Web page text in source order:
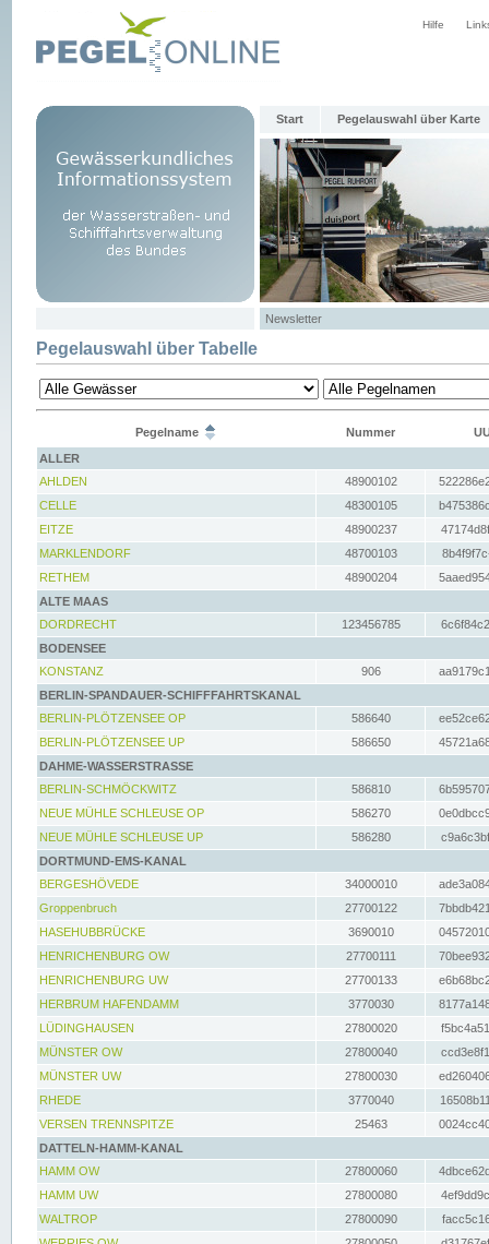
Hilfe
Start Pegelauswahl über Karte
Newsletter
Pegelauswahl über Tabelle
Pegelname Nummer
ALLER
AHLDEN
48900102
CELLE
48300105
EITZE
48900237
MARKLENDORF
48700103
RETHEM
48900204
ALTE MAAS
DORDRECHT
123456785
BODENSEE
KONSTANZ
906
BERLIN-SPANDAUER-SCHIFFFAHRTSKANAL
BERLIN-PLÖTZENSEE OP
586640
BERLIN-PLÖTZENSEE UP
586650
DAHME-WASSERSTRASSE
BERLIN-SCHMÖCKWITZ
586810
NEUE MÜHLE SCHLEUSE OP
586270
NEUE MÜHLE SCHLEUSE UP
586280
DORTMUND-EMS-KANAL
BERGESHÖVEDE
34000010
Groppenbruch
27700122
HASEHUBBRÜCKE
3690010
HENRICHENBURG OW
27700111
HENRICHENBURG UW
27700133
HERBRUM HAFENDAMM
3770030
LÜDINGHAUSEN
27800020
MÜNSTER OW
27800040
MÜNSTER UW
27800030
RHEDE
3770040
VERSEN TRENNSPITZE
25463
DATTELN-HAMM-KANAL
HAMM OW
27800060
HAMM UW
27800080
WALTROP
27800090